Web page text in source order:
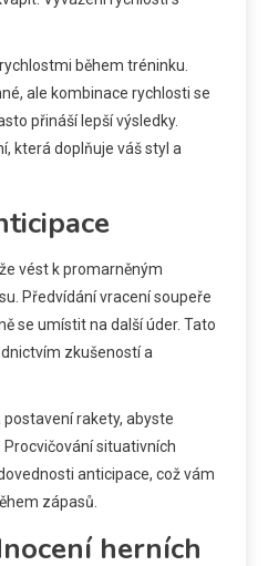
během tréninku.
ale kombinace rychlosti se
přináší lepší výsledky.
která doplňuje váš styl a
vést k promarněným
Předvídání vracení soupeře
se umístit na další úder. Tato
zkušeností a
rakety, abyste
Procvičování situativních
anticipace, což vám
zápasů.
herních